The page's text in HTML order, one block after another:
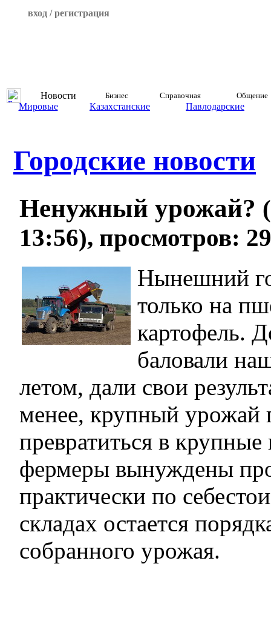
вход / регистрация
Новости Бизнес Справочная Общение
Мировые Казахстанские Павлодарские
Городские новости
Ненужный урожай?
13:56), просмотров:
Нынешний
только на
картофель.
баловали
летом, дали свои
менее, крупный урожай
превратиться в
фермеры вынуждены
практически по
складах остается
собранного урожая.